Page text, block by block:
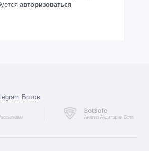
авторизоваться
Ботов